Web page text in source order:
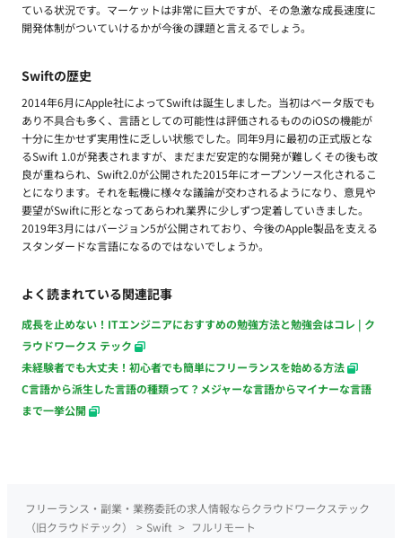
ている状況です。マーケットは非常に巨大ですが、その急激な成長速度に
開発体制がついていけるかが今後の課題と言えるでしょう。
Swiftの歴史
2014年6月にApple社によってSwiftは誕生しました。当初はベータ版でも
あり不具合も多く、言語としての可能性は評価されるもののiOSの機能が
十分に生かせず実用性に乏しい状態でした。同年9月に最初の正式版とな
るSwift 1.0が発表されますが、まだまだ安定的な開発が難しくその後も改
良が重ねられ、Swift2.0が公開された2015年にオープンソース化されるこ
とになります。それを転機に様々な議論が交わされるようになり、意見や
要望がSwiftに形となってあらわれ業界に少しずつ定着していきました。
2019年3月にはバージョン5が公開されており、今後のApple製品を支える
スタンダードな言語になるのではないでしょうか。
よく読まれている関連記事
成長を止めない！ITエンジニアにおすすめの勉強方法と勉強会はコレ | ク
ラウドワークス テック
未経験者でも大丈夫！初心者でも簡単にフリーランスを始める方法
C言語から派生した言語の種類って？メジャーな言語からマイナーな言語
まで一挙公開
フリーランス・副業・業務委託の求人情報ならクラウドワークステック
（旧クラウドテック）
> Swift > フルリモート